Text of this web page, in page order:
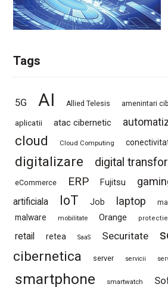
Tags
5G AI Allied Telesis amenintari
aplicatii atac cibernetic
cloud Cloud Computing
digitalizare digital
eCommerce ERP Fujitsu
artificiala
IoT Job laptop
malware mobilitate Orange
retail retea SaaS Securitate
cibernetica
server servicii
smartphone smartwatch